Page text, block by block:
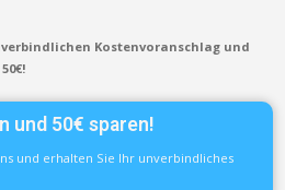
Kostenvoranschlag und
und 50€ sparen!
und erhalten Sie Ihr unverbindliches